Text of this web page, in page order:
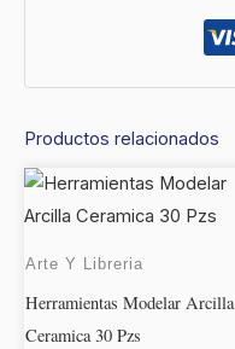
Productos relacionados
Arte Y Libreria
Herramientas Modelar Arcilla
Ceramica 30 Pzs